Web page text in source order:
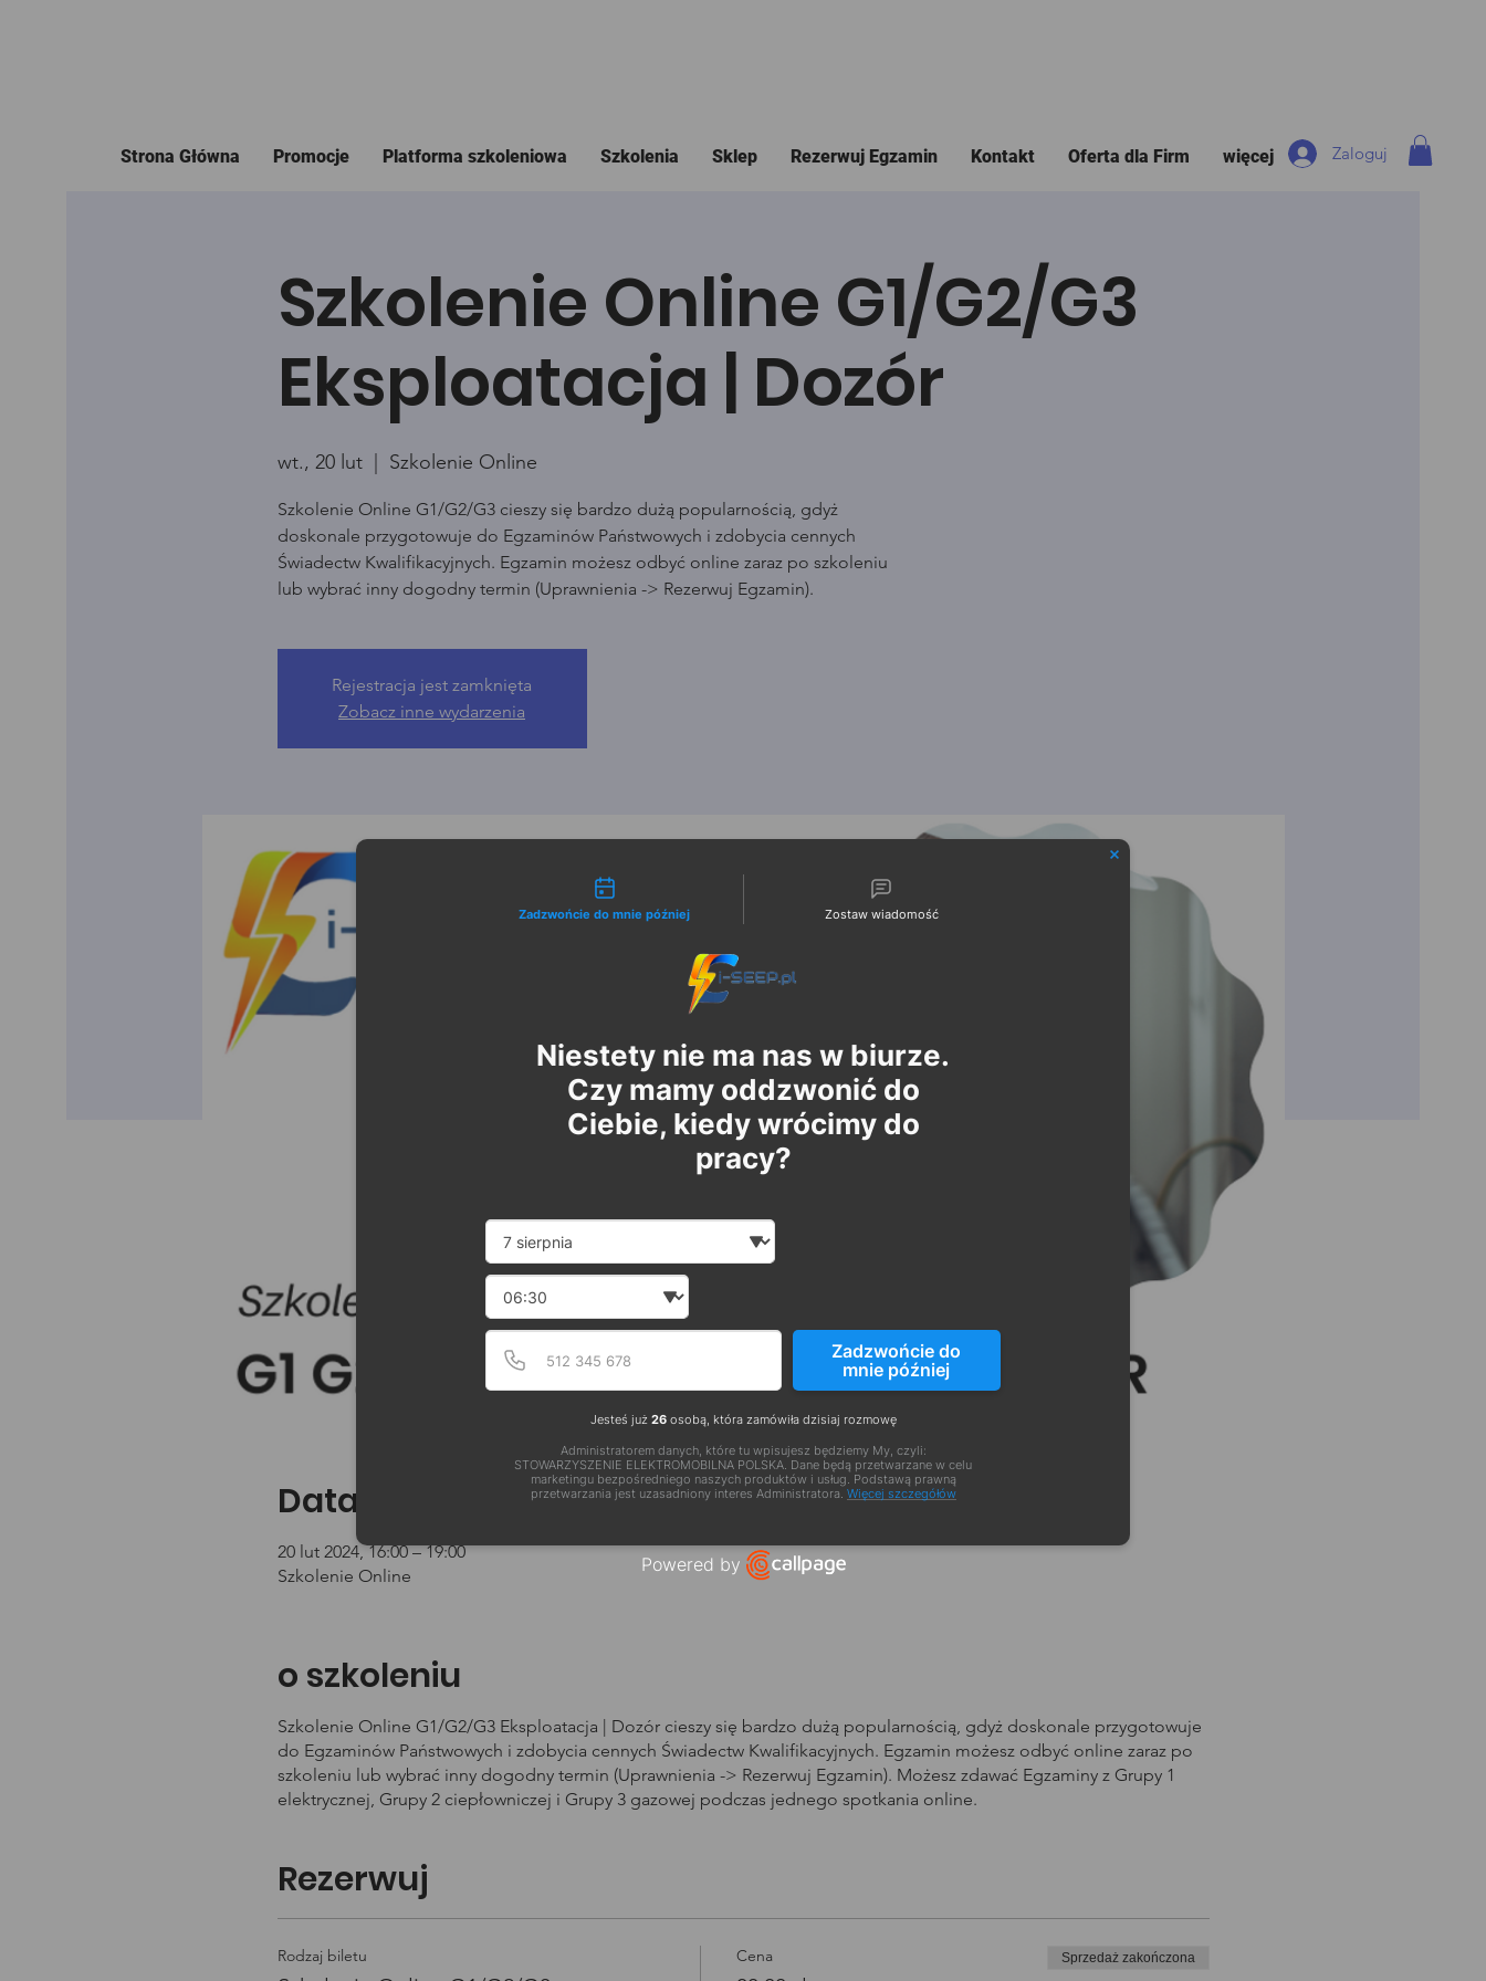
Strona Główna Promocje Platforma szkoleniowa Szkolenia Sklep Rezerwuj Egzamin Kontakt Oferta dla Firm więcej Zaloguj
Szkolenie Online G1/G2/G3
Eksploatacja | Dozór
wt., 20 lut
  |
Szkolenie Online
Szkolenie Online G1/G2/G3 cieszy się bardzo dużą popularnością, gdyż
doskonale przygotowuje do Egzaminów Państwowych i zdobycia cennych
Świadectw Kwalifikacyjnych. Egzamin możesz odbyć online zaraz po szkoleniu
lub wybrać inny dogodny termin (Uprawnienia -> Rezerwuj Egzamin).
Rejestracja jest zamknięta
Zobacz inne wydarzenia
Data i godzina szkolenia
20 lut 2024, 16:00 – 19:00
Szkolenie Online
o szkoleniu
Szkolenie Online G1/G2/G3 Eksploatacja | Dozór cieszy się bardzo dużą popularnością, gdyż doskonale przygotowuje
do Egzaminów Państwowych i zdobycia cennych Świadectw Kwalifikacyjnych. Egzamin możesz odbyć online zaraz po
szkoleniu lub wybrać inny dogodny termin (Uprawnienia -> Rezerwuj Egzamin). Możesz zdawać Egzaminy z Grupy 1
elektrycznej, Grupy 2 ciepłowniczej i Grupy 3 gazowej podczas jednego spotkania online.
Rezerwuj
Rodzaj biletu Cena Sprzedaż zakończona
Możliwości kontaktu
Zadzwońcie do mnie później Zostaw wiadomość
Niestety nie ma nas w biurze.
Czy mamy oddzwonić do
Ciebie, kiedy wrócimy do
pracy?
Date and time slection for scheduled call
Wybierz datę
Wybierz godzinę
Numer telefonu
Podaj poprawny numer telefonu w formacie E164
Zadzwońcie do
mnie później
Jesteś już 26osobą, która zamówiła dzisiaj rozmowę
Administratorem danych, które tu wpisujesz będziemy My, czyli:
STOWARZYSZENIE ELEKTROMOBILNA POLSKA. Dane będą przetwarzane w celu
marketingu bezpośredniego naszych produktów i usług. Podstawą prawną
przetwarzania jest uzasadniony interes Administratora. Więcej szczegółów
Powered by